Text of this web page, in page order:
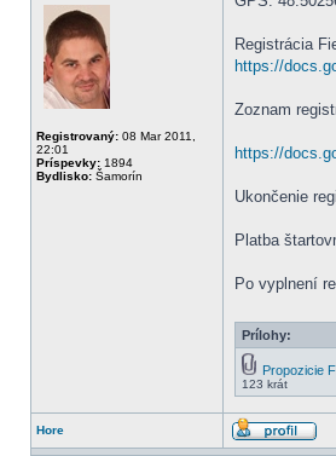
Registrovaný: 08 Mar 2011,
22:01
Príspevky: 1894
Bydlisko: Šamorín
Registrácia
https://
Zoznam
https://
Ukončenie
Platba
Po vyplnení
Prílohy:
Propozicie
123 krát
Hore